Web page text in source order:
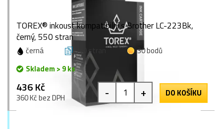
TOREX® inkoust kompatibilní s Brother LC-223Bk,
černý, 550 stran
černá 550 stran
30 bodů
Skladem > 9 ks
436 Kč
360 Kč bez DPH - + DO KOŠÍKU